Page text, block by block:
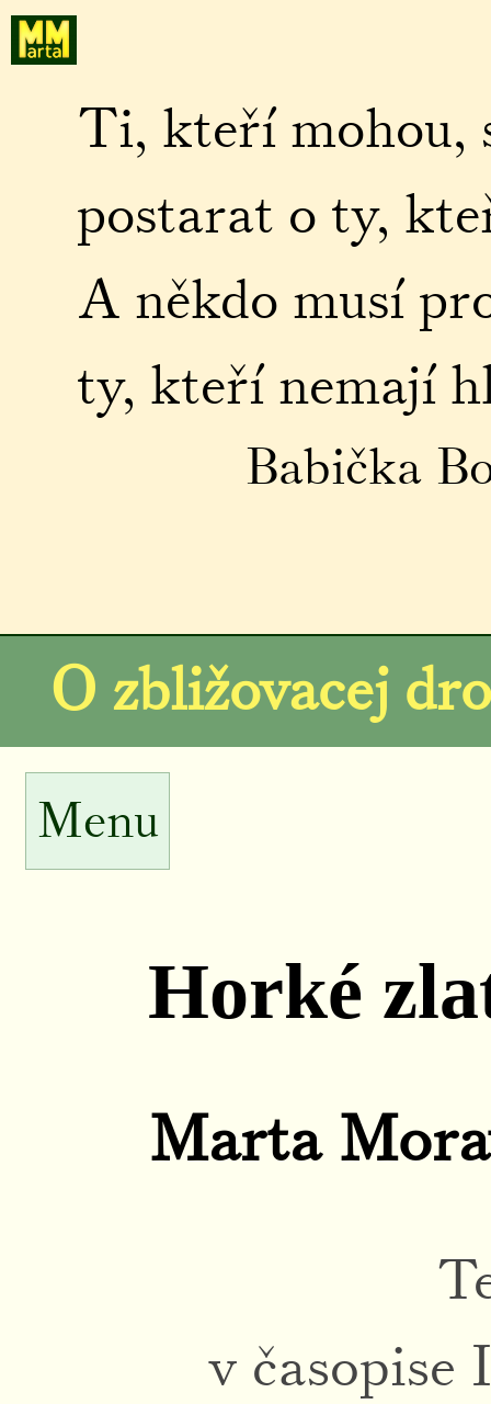
Ti, kteří mohou,
postarat o ty,
A někdo musí
ty, kteří nemají
Babička
O zbližovacej
Menu
Horké
Marta
v časopise